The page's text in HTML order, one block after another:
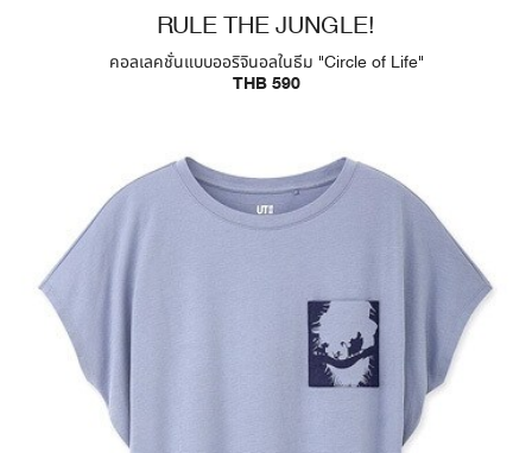
RULE THE JUNGLE!
คอลเลคชั่นแบบออริจินอลในธีม "Circle of Life"
THB 590